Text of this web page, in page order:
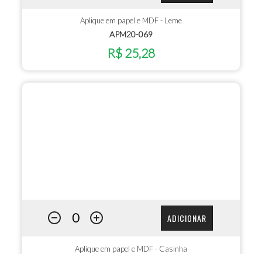
Aplique em papel e MDF - Leme
APM20-069
R$ 25,28
ADICIONAR
Aplique em papel e MDF - Casinha